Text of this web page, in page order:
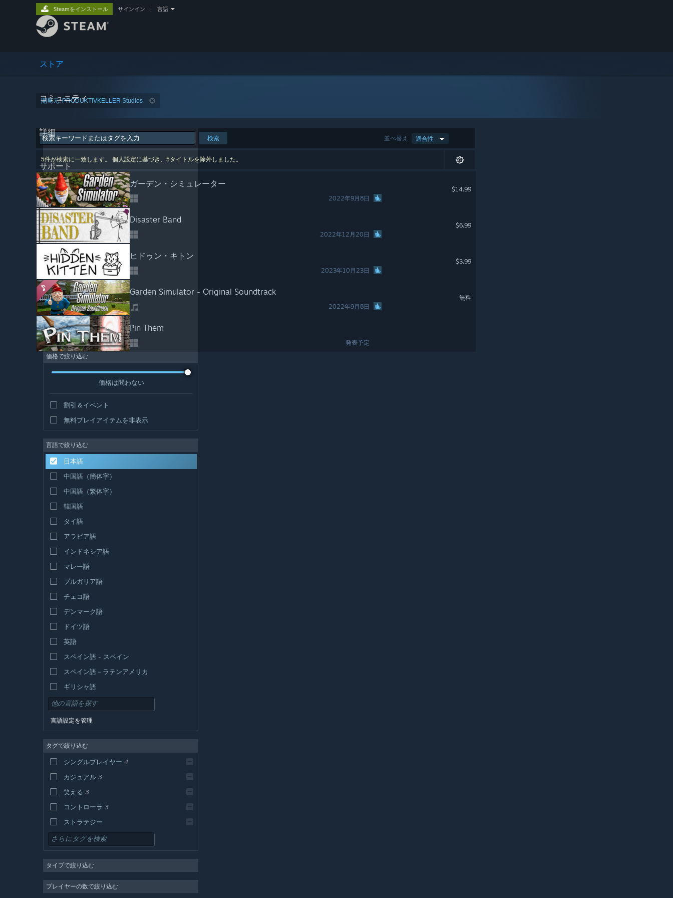
ストア
コミュニティ
詳細
サポート
Steamをインストール サインイン 言語
開発元: PRODUKTIVKELLER Studios
並べ替え 適合性
検索
5件が検索に一致します。 個人設定に基づき、5タイトルを除外しました。
ガーデン・シミュレーター
2022年9月8日
$14.99
Disaster Band
2022年12月20日
$6.99
ヒドゥン・キトン
2023年10月23日
$3.99
Garden Simulator - Original Soundtrack
2022年9月8日
無料
Pin Them
発表予定
価格で絞り込む
価格は問わない
割引＆イベント
無料プレイアイテムを非表示
言語で絞り込む
日本語
中国語（簡体字）
中国語（繁体字）
韓国語
タイ語
アラビア語
インドネシア語
マレー語
ブルガリア語
チェコ語
デンマーク語
ドイツ語
英語
スペイン語 - スペイン
スペイン語－ラテンアメリカ
ギリシャ語
言語設定を管理
タグで絞り込む
シングルプレイヤー 4
カジュアル 3
笑える 3
コントローラ 3
ストラテジー
アクション
デザイン＆イラストレーション
ユーティリティ
タイプで絞り込む
プレイヤーの数で絞り込む